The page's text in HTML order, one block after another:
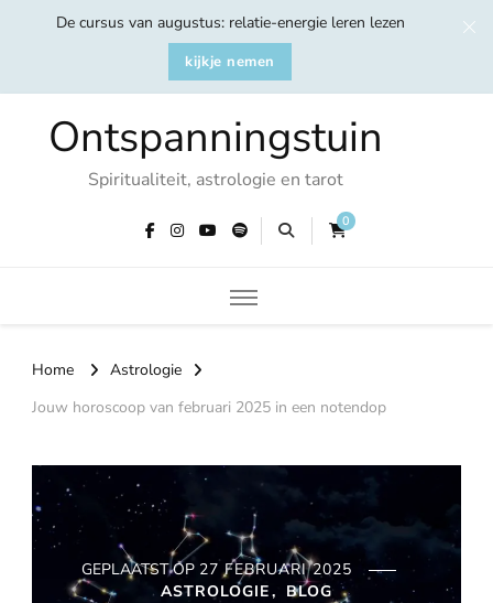
De cursus van augustus: relatie-energie leren lezen
kijkje nemen
Ontspanningstuin
Spiritualiteit, astrologie en tarot
0
Home
Astrologie
Jouw horoscoop van februari 2025 in een notendop
GEPLAATST OP 27 FEBRUARI 2025
ASTROLOGIE
BLOG